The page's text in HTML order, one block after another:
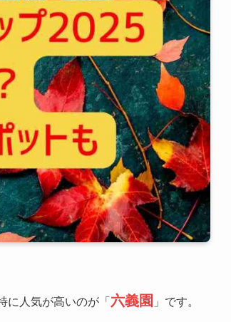
に人気が高いのが「 六義園 」です。